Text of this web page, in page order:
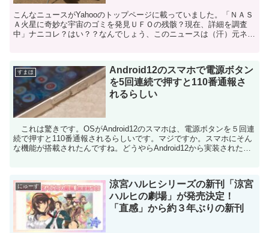
こんなニュースがYahooのトップページに載っていました。「ＮＡＳ
Ａ火星に奇妙な宇宙のゴミを発見ＵＦＯの残骸？現在、詳細を調査
中」ナニコレ？はい？？なんでしょう、このニュースは（汗）元ネタ
すまほ
Android12のスマホで電源ボタン
を5回連続で押すと110番通報さ
れるらしい
これは驚きです。OSがAndroid12のスマホは、電源ボタンを５回連
続で押すと110番通報されるらしいです。マジですか。スマホにそん
な機能が搭載されたんですね。どうやらAndroid12から実装された機
にゅーす
涼宮ハルヒシリーズの新刊「涼宮
ハルヒの劇場」が発売決定！
「直感」から約３年ぶりの新刊